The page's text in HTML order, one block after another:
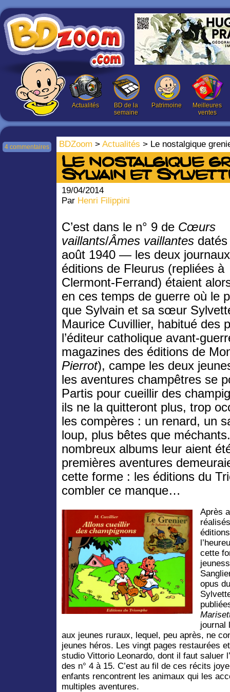
Actualités
BD de la
semaine
Patrimoine
Meilleures
ventes
BDZoom > Actualités > Le nostalgique
4 commentaires
Le nostalgique
Sylvain et
19/04/2014
Par Henri Filippini
C’est dans le n° 9 de Cœurs
vaillants/Âmes vaillantes
août 1940 — les deux
éditions de Fleurus (repliées à
Clermont-Ferrand) étaient
en ces temps de guerre où le
que Sylvain et sa sœur
Maurice Cuvillier, habitué des
l’éditeur catholique avant-
magazines des éditions de
Pierrot), campe les deux
les aventures champêtres se
Partis pour cueillir des
ils ne la quitteront plus, trop
les compères : un renard, un
loup, plus bêtes que
nombreux albums leur aient
premières aventures
cette forme : les éditions du
combler ce manque…
Après
cette
opus
journal
aux jeunes ruraux, lequel, peu après, ne
jeunes héros. Les vingt pages restaurées
studio Vittorio Leonardo, dont il faut saluer
des n° 4 à 15. C’est au fil de ces récits
enfants rencontrent les animaux qui les
multiples aventures.